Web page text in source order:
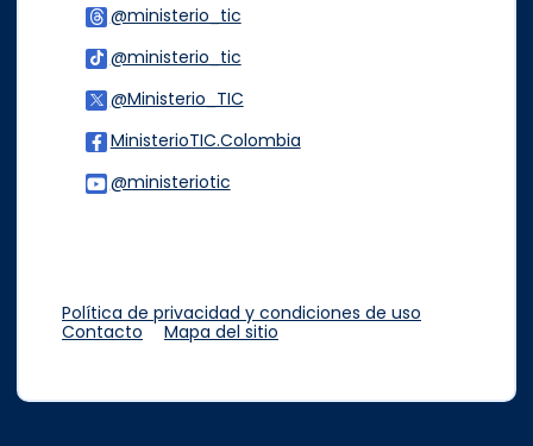
@ministerio_tic
@ministerio_tic
@Ministerio_TIC
MinisterioTIC.Colombia
@ministeriotic
Política de privacidad y condiciones de uso
Contacto
Mapa del sitio